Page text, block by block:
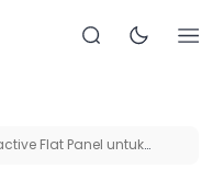
Flat Panel untuk